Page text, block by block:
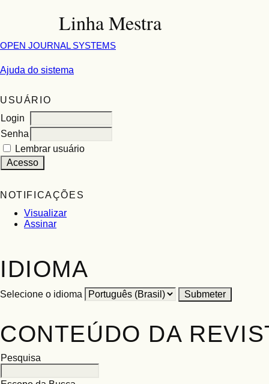
Linha Mestra
OPEN JOURNAL SYSTEMS
Ajuda do sistema
USUÁRIO
Login
Senha
Lembrar usuário
NOTIFICAÇÕES
Visualizar
Assinar
IDIOMA
Selecione o idioma
CONTEÚDO DA
Pesquisa